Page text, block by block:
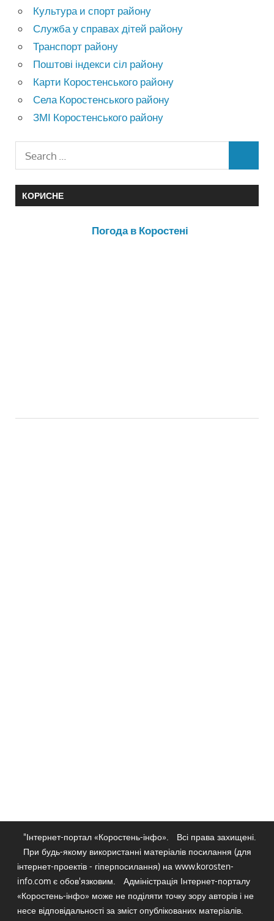
Культура и спорт району
Служба у справах дітей району
Транспорт району
Поштові індекси сіл району
Карти Коростенського району
Села Коростенського району
ЗМІ Коростенського району
КОРИСНЕ
Погода в Коростені
"Інтернет-портал «Коростень-інфо».
Всі права захищені.
При будь-якому використанні матеріалів посилання (для
інтернет-проектів - гіперпосилання) на www.korosten-
info.com є обов'язковим.
Адміністрація Інтернет-порталу
«Коростень-інфо» може не поділяти точку зору авторів і не
несе відповідальності за зміст опублікованих матеріалів.